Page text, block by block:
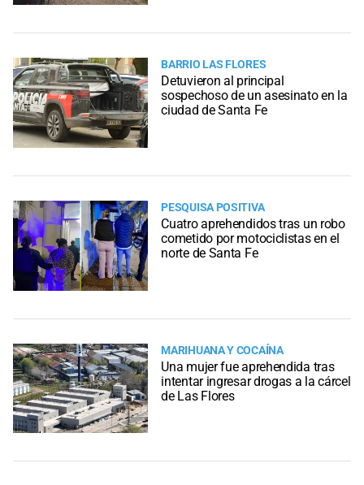
BARRIO LAS FLORES
Detuvieron al principal
sospechoso de un asesinato en la
ciudad de Santa Fe
PESQUISA POSITIVA
Cuatro aprehendidos tras un robo
cometido por motociclistas en el
norte de Santa Fe
MARIHUANA Y COCAÍNA
Una mujer fue aprehendida tras
intentar ingresar drogas a la cárcel
de Las Flores